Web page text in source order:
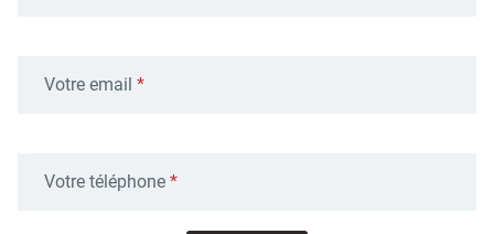
Votre email
Votre téléphone